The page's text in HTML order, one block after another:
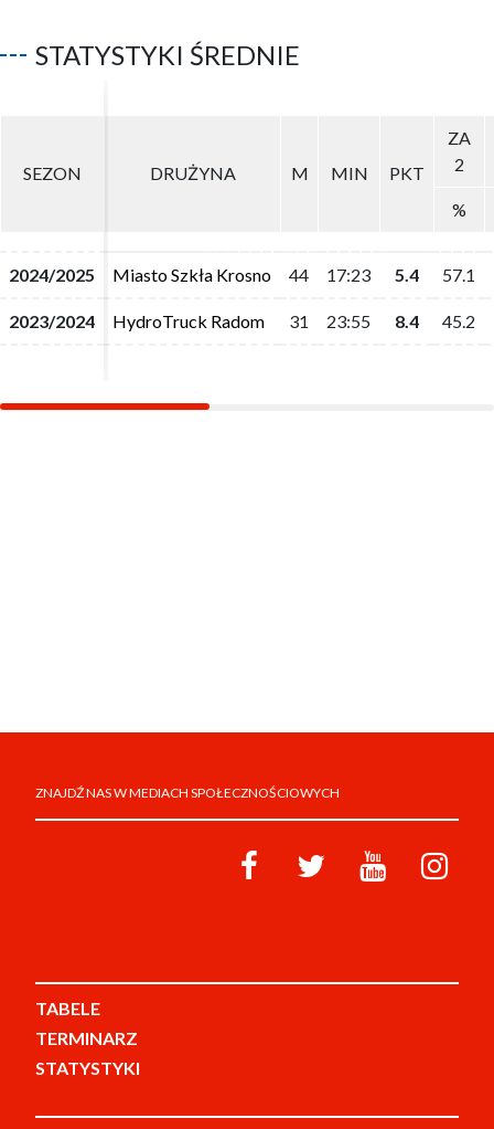
STATYSTYKI ŚREDNIE
SEZON DRUŻYNA M MIN PKT
ZA
2
%
2024/2025 Miasto Szkła Krosno 44 17:23 5.4 57.1
2023/2024 HydroTruck Radom 31 23:55 8.4 45.2
SEZON DRUŻYNA M MIN PKT
ZA
2
%
2024/2025 Miasto Szkła Krosno 44 17:23 5.4 57.1
2023/2024 HydroTruck Radom 31 23:55 8.4 45.2
ZNAJDŹ NAS W MEDIACH SPOŁECZNOŚCIOWYCH
TABELE
TERMINARZ
STATYSTYKI